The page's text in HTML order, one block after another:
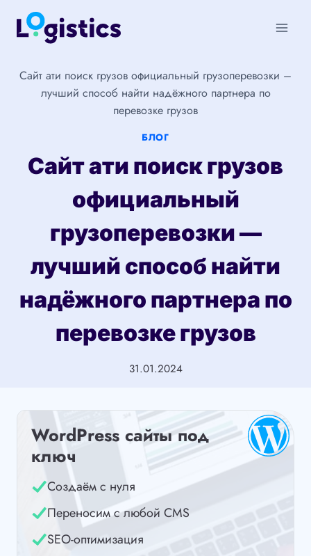
Перейти
Сайт ати поиск грузов официальный грузоперевозки –
лучший способ найти надёжного партнера по
перевозке грузов
БЛОГ
Сайт ати поиск грузов
официальный
грузоперевозки —
лучший способ найти
надёжного партнера по
перевозке грузов
31.01.2024
WordPress сайты под
ключ
Создаём с нуля
Переносим с любой CMS
SEO-оптимизация